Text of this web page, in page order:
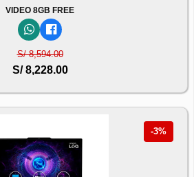
VIDEO 8GB FREE
S/ 8,594.00
S/ 8,228.00
-3%